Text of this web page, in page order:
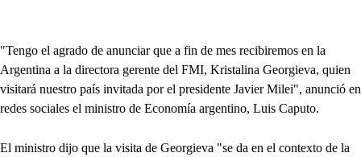
"Tengo el agrado de anunciar que a fin de mes recibiremos en la
Argentina a la directora gerente del FMI, Kristalina Georgieva, quien
visitará nuestro país invitada por el presidente Javier Milei", anunció en
redes sociales el ministro de Economía argentino, Luis Caputo.
El ministro dijo que la visita de Georgieva "se da en el contexto de la